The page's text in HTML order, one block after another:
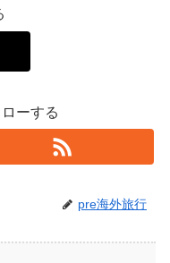
ーする
pre海外旅行